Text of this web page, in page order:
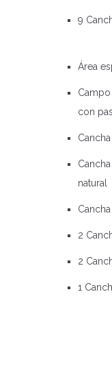
9
Área
con
natural
2
2
1